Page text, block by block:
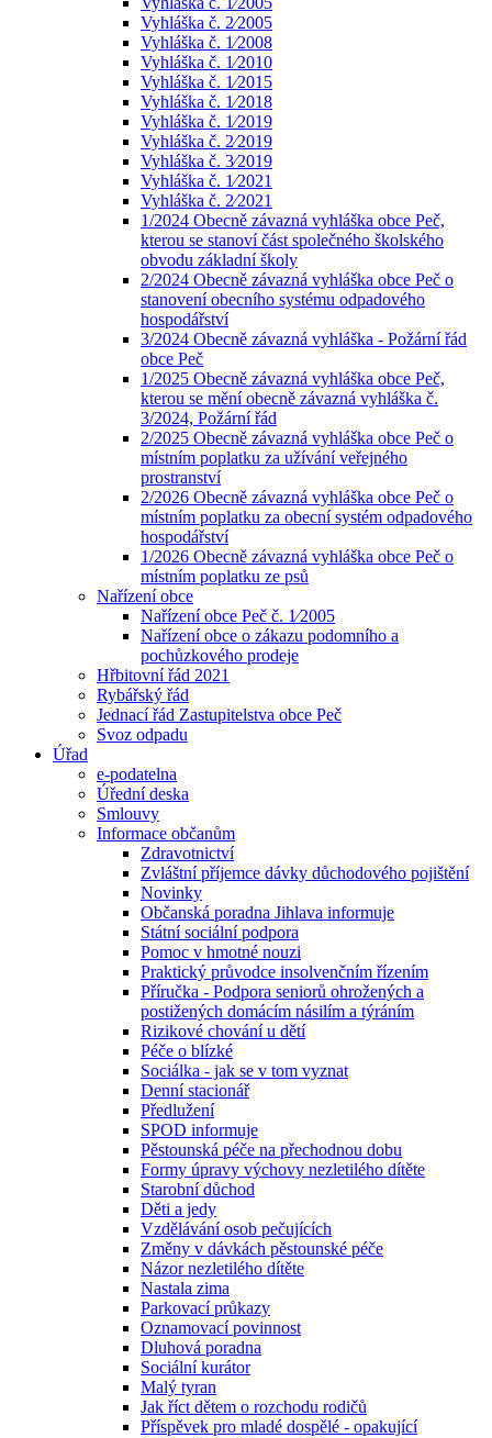
Vyhláška č. 2⁄2005
Vyhláška č. 1⁄2008
Vyhláška č. 1⁄2010
Vyhláška č. 1⁄2015
Vyhláška č. 1⁄2018
Vyhláška č. 1⁄2019
Vyhláška č. 2⁄2019
Vyhláška č. 3⁄2019
Vyhláška č. 1⁄2021
Vyhláška č. 2⁄2021
1/2024 Obecně závazná vyhláška obce Peč,
kterou se stanoví část společného školského
obvodu základní školy
2/2024 Obecně závazná vyhláška obce Peč o
stanovení obecního systému odpadového
hospodářství
3/2024 Obecně závazná vyhláška - Požární řád
obce Peč
1/2025 Obecně závazná vyhláška obce Peč,
kterou se mění obecně závazná vyhláška č.
3/2024, Požární řád
2/2025 Obecně závazná vyhláška obce Peč o
místním poplatku za užívání veřejného
prostranství
2/2026 Obecně závazná vyhláška obce Peč o
místním poplatku za obecní systém odpadového
hospodářství
1/2026 Obecně závazná vyhláška obce Peč o
místním poplatku ze psů
Nařízení obce
Nařízení obce Peč č. 1⁄2005
Nařízení obce o zákazu podomního a
pochůzkového prodeje
Hřbitovní řád 2021
Rybářský řád
Jednací řád Zastupitelstva obce Peč
Svoz odpadu
Úřad
e-podatelna
Úřední deska
Smlouvy
Informace občanům
Zdravotnictví
Zvláštní příjemce dávky důchodového pojištění
Novinky
Občanská poradna Jihlava informuje
Státní sociální podpora
Pomoc v hmotné nouzi
Praktický průvodce insolvenčním řízením
Příručka - Podpora seniorů ohrožených a
postižených domácím násilím a týráním
Rizikové chování u dětí
Péče o blízké
Sociálka - jak se v tom vyznat
Denní stacionář
Předlužení
SPOD informuje
Pěstounská péče na přechodnou dobu
Formy úpravy výchovy nezletilého dítěte
Starobní důchod
Děti a jedy
Vzdělávání osob pečujících
Změny v dávkách pěstounské péče
Názor nezletilého dítěte
Nastala zima
Parkovací průkazy
Oznamovací povinnost
Dluhová poradna
Sociální kurátor
Malý tyran
Jak říct dětem o rozchodu rodičů
Příspěvek pro mladé dospělé - opakující